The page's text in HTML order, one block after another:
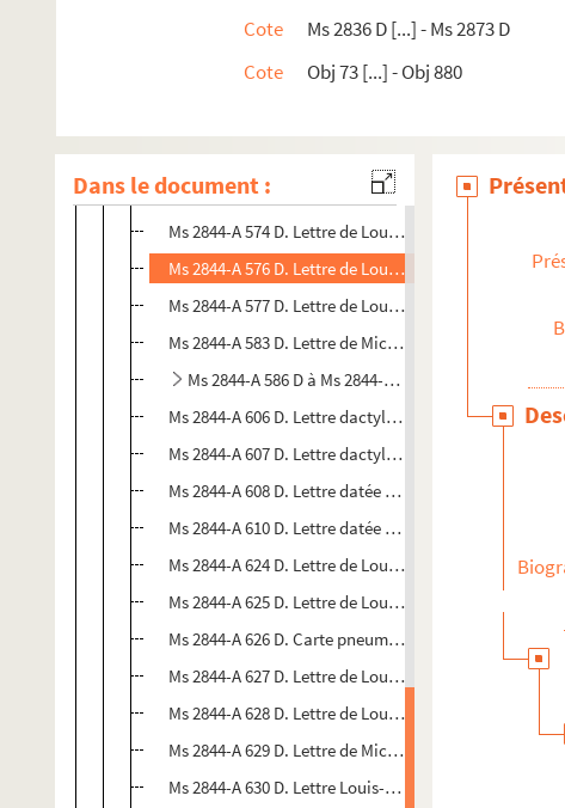
Cote
Ms 2836 D [...] - Ms 2873 D
Cote
Obj 73 [...] - Obj 880
Dans le document :
Ms 2844-A 569 D. Lettre d'Auguste Aillou à Michel Verne
Ms 2844- A 570 D. Lettre de Louis-Jules Hetzel à Michel
Ms 2844-A 572 D. Lettre de Louis-Jules Hetzel à Michel
Ms 2844-A 573 D. Lettre de Louis-Jules Hetzel à Michel
Ms 2844-A 574 D. Lettre de Louis-Jules Hetzel à Michel
Ms 2844-A 576 D. Lettre de Louis-Jules Hetzel à Michel
Ms 2844-A 577 D. Lettre de Louis-Jules Hetzel à Michel
Ms 2844-A 583 D. Lettre de Michel Verne à Louis-Jules
Ms 2844-A 586 D à Ms 2844-A 603 D. Affaire "Pilote
Ms 2844-A 606 D. Lettre dactylographiée du 14
Ms 2844-A 607 D. Lettre dactylographiée du 17
Ms 2844-A 608 D. Lettre datée du 22 septembre 1910
Ms 2844-A 610 D. Lettre datée du 28 janvier 1911
Ms 2844-A 624 D. Lettre de Louis-Jules Hetzel à Michel
Ms 2844-A 625 D. Lettre de Louis-Jules Hetzel à Michel
Ms 2844-A 626 D. Carte pneumatique de Louis-Jules
Ms 2844-A 627 D. Lettre de Louis-Jules Hetzel à Michel
Ms 2844-A 628 D. Lettre de Louis-Jules Hetzel à Michel
Ms 2844-A 629 D. Lettre de Michel Verne à Louis-Jules
Ms 2844-A 630 D. Lettre Louis-Jules Hetzel à Michel